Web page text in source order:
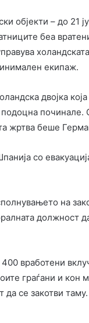
објекти – до 21
беа
екипаж.
двојка која
починале.
жртва беше
со
на
должност
вработени
граѓани и кон
се закотви таму.